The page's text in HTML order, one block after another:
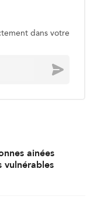
dans votre
Envoyer
ainées
vulnérables